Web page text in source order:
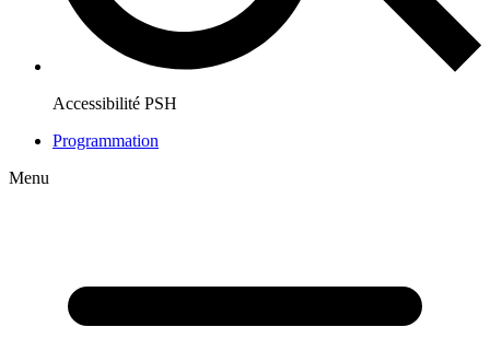
Accessibilité PSH
Programmation
Menu